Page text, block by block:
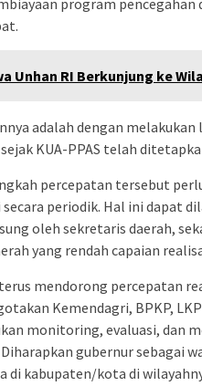
Unhan RI Berkunjung ke
adalah dengan
KUA-PPAS telah
percepatan tersebut
periodik. Hal ini dapat
oleh sekretaris daerah,
yang rendah capaian
mendorong percepatan
Kemendagri, BPKP,
monitoring, evaluasi, dan
gubernur sebagai
di kabupaten/kota di